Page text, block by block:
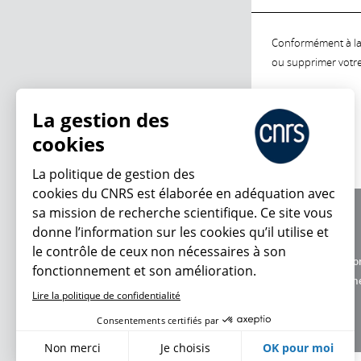
Conformément à
ou supprimer
Charte
Données
La gestion des
cookies
La politique de gestion des
cookies du CNRS est élaborée en adéquation avec
sa mission de recherche scientifique. Ce site vous
donne l’information sur les cookies qu’il utilise et
le contrôle de ceux non nécessaires à son
fonctionnement et son amélioration.
Lire la politique de confidentialité
Consentements certifiés par
Non merci Je choisis OK pour moi